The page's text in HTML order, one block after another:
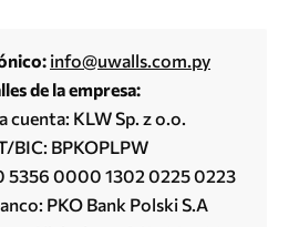
info@uwalls.com.py
de la empresa:
cuenta: KLW Sp. z o.o.
BIC: BPKOPLPW
5356 0000 1302 0225 0223
PKO Bank Polski S.A